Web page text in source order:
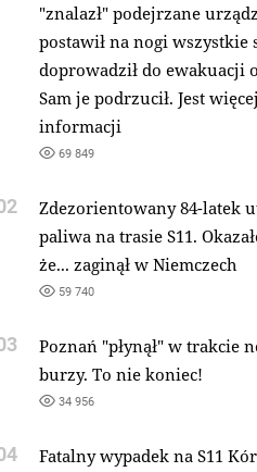
"znalazł" podejrzane
postawił na nogi wszystkie
doprowadził do ewakuacji
Sam je podrzucił. Jest więcej
informacji
69 849
Zdezorientowany 84-latek
paliwa na trasie S11.
że... zaginął w Niemczech
59 740
Poznań "płynął" w trakcie
burzy. To nie koniec!
34 956
Fatalny wypadek na S11